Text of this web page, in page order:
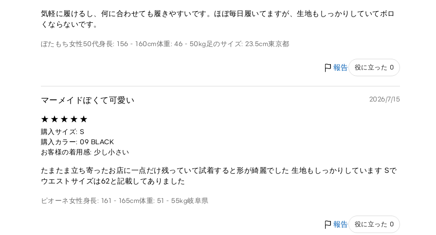
気軽に履けるし、何に合わせても履きやすいです。ほぼ毎日履いてますが、生地もしっかりしていてボロ
くならないです。
ぼたもち女性50代身長: 156 - 160cm体重: 46 - 50kg足のサイズ: 23.5cm東京都
報告 役に立った 0
マーメイドぽくて可愛い 2026/7/15
購入サイズ: S
購入カラー: 09 BLACK
お客様の着用感: 少し小さい
たまたま立ち寄ったお店に一点だけ残っていて試着すると形が綺麗でした 生地もしっかりしています Sで
ウエストサイズは62と記載してありました
ピオーネ女性身長: 161 - 165cm体重: 51 - 55kg岐阜県
報告 役に立った 0